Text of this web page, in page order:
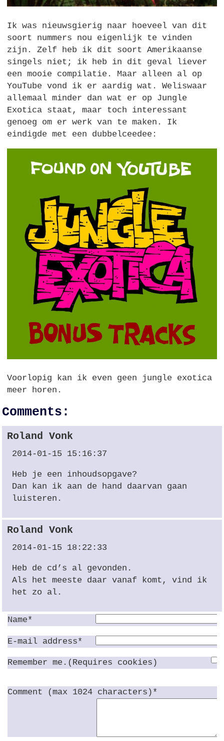
Ik was nieuwsgierig naar hoeveel van dit
soort nummers nou eigenlijk te vinden
zijn. Zelf heb ik dit soort Amerikaanse
singels niet; ik heb in dit geval liever
een mooie compilatie. Maar alleen al op
YouTube vond ik er aardig wat. Weliswaar
allemaal minder dan wat er op Jungle
Exotica staat, maar toch interessant
genoeg om er werk van te maken. Ik
eindigde met een dubbelceedee:
Voorlopig kan ik even geen jungle exotica
meer horen.
Comments:
Roland Vonk
2014-01-15 15:16:37
Heb je een inhoudsopgave?
Dan kan ik aan de hand daarvan gaan
luisteren.
Roland Vonk
2014-01-15 18:22:33
Heb de cd’s al gevonden.
Als het meeste daar vanaf komt, vind ik
het zo al.
Name*
E-mail address*
Remember me.(Requires cookies)
Comment (max 1024 characters)*